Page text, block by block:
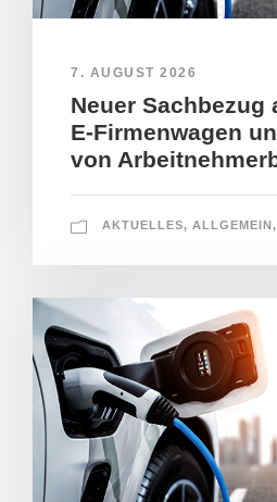
7. AUGUST 2026
Neuer Sachbezug
E-Firmenwagen
von
AKTUELLES, ALLGEMEIN,